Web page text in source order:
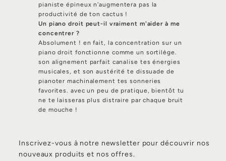
pianiste épineux n'augmentera pas la
productivité de ton cactus !
Un piano droit peut-il vraiment m'aider à me
concentrer ?
Absolument ! en fait, la concentration sur un
piano droit fonctionne comme un sortilège.
son alignement parfait canalise tes énergies
musicales, et son austérité te dissuade de
pianoter machinalement tes sonneries
favorites. avec un peu de pratique, bientôt tu
ne te laisseras plus distraire par chaque bruit
de mouche !
Inscrivez-vous à notre newsletter pour découvrir nos
nouveaux produits et nos offres.